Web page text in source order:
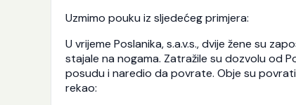
Uzmimo pouku iz sljedećeg primjera:
U vrijeme Poslanika, s.a.v.s., dvije žene su
stajale na nogama. Zatražile su dozvolu od
posudu i naredio da povrate. Obje su
rekao: